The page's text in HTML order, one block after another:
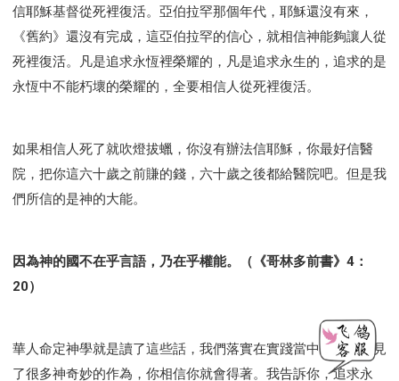
信耶穌基督從死裡復活。亞伯拉罕那個年代，耶穌還沒有來，
《舊約》還沒有完成，這亞伯拉罕的信心，就相信神能夠讓人從
死裡復活。凡是追求永恆裡榮耀的，凡是追求永生的，追求的是
永恆中不能朽壞的榮耀的，全要相信人從死裡復活。
如果相信人死了就吹燈拔蠟，你沒有辦法信耶穌，你最好信醫
院，把你這六十歲之前賺的錢，六十歲之後都給醫院吧。但是我
們所信的是神的大能。
因為神的國不在乎言語，乃在乎權能。（《哥林多前書》4：
20）
華人命定神學就是讀了這些話，我們落實在實踐當中，所以看見
了很多神奇妙的作為，你相信你就會得著。我告訴你，追求永